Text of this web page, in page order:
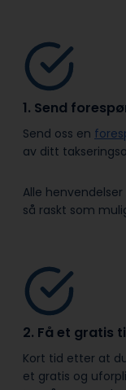
1. Send
Send oss en
av ditt
Alle
så raskt som
2. Få et gratis
Kort tid etter at
et gratis og